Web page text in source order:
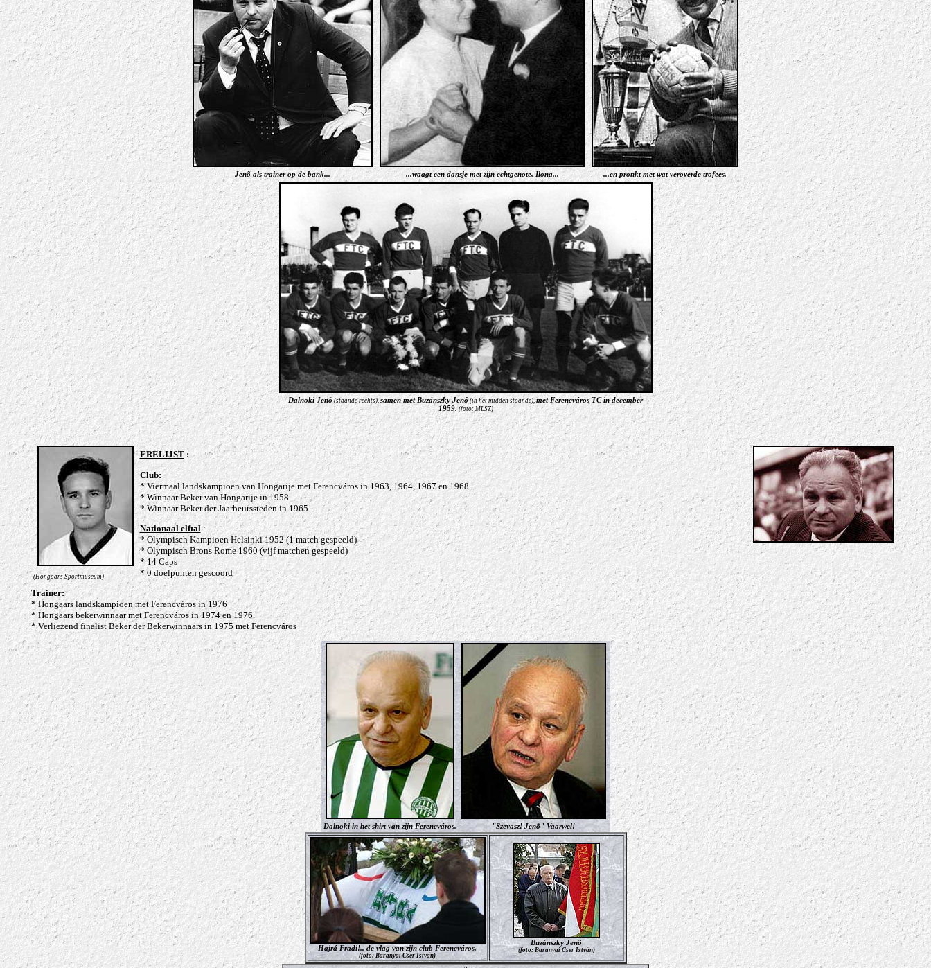
Jenõ als trainer op de bank... ...waagt een dansje met zijn echtgenote, Ilona... ...en pronkt met wat veroverde trofees.
Dalnoki Jenõ(staande rechts), samen met Buzánszky Jenő(in het midden staande), met Ferencváros TC in december
1959.(foto: MLSZ)
(Hongaars Sportmuseum)
ERELIJST:
Club:
* Viermaal landskampioen van Hongarije met Ferencváros in 1963, 1964, 1967 en 1968.
* Winnaar Beker van Hongarije in 1958
* Winnaar Beker der Jaarbeurssteden in 1965
Nationaal elftal :
* Olympisch Kampioen Helsinki 1952 (1 match gespeeld)
* Olympisch Brons Rome 1960 (vijf matchen gespeeld)
* 14 Caps
* 0 doelpunten gescoord
Trainer:
* Hongaars landskampioen met Ferencváros in 1976
* Hongaars bekerwinnaar met Ferencváros in 1974 en 1976.
* Verliezend finalist Beker der Bekerwinnaars in 1975 met Ferencváros
Dalnoki in het shirt van zijn Ferencváros. "Szevasz! Jenõ" Vaarwel!
Hajrá Fradi!.. de vlag van zijn club Ferencváros.
(foto: Baranyai Cser István)
Buzánszky Jenõ
(foto: Baranyai Cser István)